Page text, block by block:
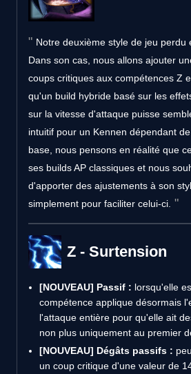
Notre deuxième style de jeu perdu
Dans son cas, nous allons ajouter
coups critiques aux compétences Z
qu'un build hybride basé sur les
sur la vitesse d'attaque puisse
intuitif pour un Kennen dépendant
base, nous pensons en réalité que
ses builds AP classiques et nous
d'apporter des ajustements à son
simplement pour faciliter celui-ci.
Z - Surtension
[NOUVEAU] Passif : lorsqu'elle
compétence applique désormais
l'attaque entière pour qu'elle ait
non plus uniquement au premier
[NOUVEAU] Dégâts passifs :
un coup critique d'une valeur de